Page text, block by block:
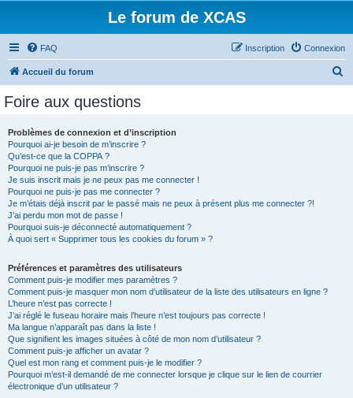
Le forum de XCAS
FAQ Connexion
Inscription
Accueil du forum
Foire aux questions
Problèmes de connexion et d’inscription
Pourquoi ai-je besoin de m’inscrire ?
Qu’est-ce que la COPPA ?
Pourquoi ne puis-je pas m’inscrire ?
Je suis inscrit mais je ne peux pas me connecter !
Pourquoi ne puis-je pas me connecter ?
Je m’étais déjà inscrit par le passé mais ne peux à présent plus me connecter ?!
J’ai perdu mon mot de passe !
Pourquoi suis-je déconnecté automatiquement ?
À quoi sert « Supprimer tous les cookies du forum » ?
Préférences et paramètres des utilisateurs
Comment puis-je modifier mes paramètres ?
Comment puis-je masquer mon nom d’utilisateur de la liste des utilisateurs en ligne ?
L’heure n’est pas correcte !
J’ai réglé le fuseau horaire mais l’heure n’est toujours pas correcte !
Ma langue n’apparaît pas dans la liste !
Que signifient les images situées à côté de mon nom d’utilisateur ?
Comment puis-je afficher un avatar ?
Quel est mon rang et comment puis-je le modifier ?
Pourquoi m’est-il demandé de me connecter lorsque je clique sur le lien de courrier
électronique d’un utilisateur ?